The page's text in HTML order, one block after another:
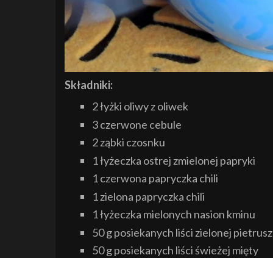
Składniki:
2 łyżki oliwy z oliwek
3 czerwone cebule
2 ząbki czosnku
1 łyżeczka ostrej zmielonej papryki
1 czerwona papryczka chili
1 zielona papryczka chili
1 łyżeczka mielonych nasion kminu
50 g posiekanych liści zielonej
50 g posiekanych liści świeżej mięty